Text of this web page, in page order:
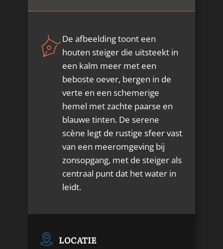
De afbeelding toont een
houten steiger die uitsteekt in
een kalm meer met een
beboste oever, bergen in de
verte en een schemerige
hemel met zachte paarse en
blauwe tinten. De serene
scène legt de rustige sfeer vast
van een meeromgeving bij
zonsopgang, met de steiger als
centraal punt dat het water in
leidt.
LOCATIE